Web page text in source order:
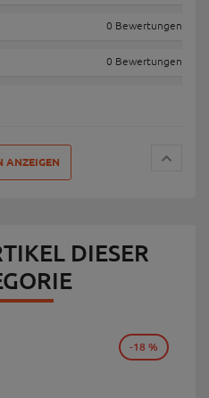
0 Bewertungen
0 Bewertungen
ANZEIGEN
DIESER
-18 %